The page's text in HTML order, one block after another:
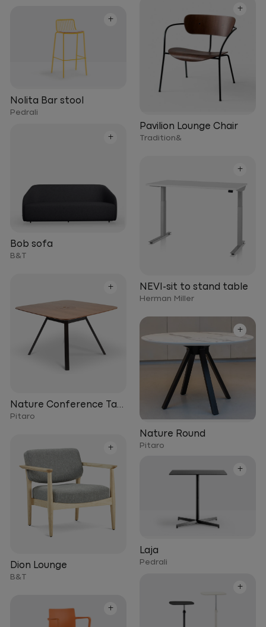
+
Pavilion Lounge Chair
Tradition&
+
Nolita Bar stool
Pedrali
+
Bob sofa
B&T
+
NEVI-sit to stand table
Herman Miller
+
Nature Conference Table
Pitaro
+
Nature Round
Pitaro
+
Dion Lounge
B&T
+
Laja
Pedrali
+
+